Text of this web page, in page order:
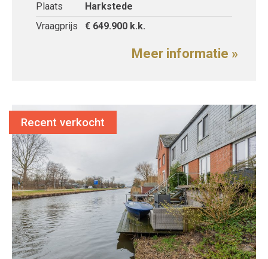
Plaats
Harkstede
Vraagprijs
€ 649.900 k.k.
Meer informatie »
Recent verkocht